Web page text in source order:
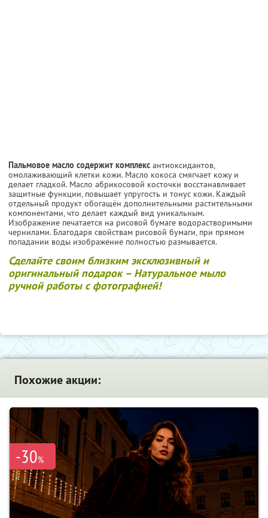
Пальмовое масло содержит комплекс антиоксидантов,
омолаживающий клетки кожи. Масло кокоса смягчает кожу и
делает гладкой. Масло абрикосовой косточки восстанавливает
защитные функции, повышает упругость и тонус кожи. Каждый
отдельный продукт обогащён дополнительными растительными
компонентами, что делает каждый вид уникальным.
Изображение печатается на рисовой бумаге водорастворимыми
чернилами. Благодаря свойствам рисовой бумаги, при прямом
попадании воды изображение полностью размывается.
Сделайте своим близким эксклюзивный и
оригинальный подарок – Натуральное мыло
ручной работы с фотографией!
Похожие акции:
-30%